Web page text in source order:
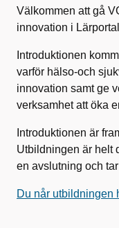
Välkommen att gå
innovation i
Introduktionen
varför hälso-och
innovation samt ge
verksamhet att öka
Introduktionen är
Utbildningen är helt
en avslutning och
Du når utbildningen